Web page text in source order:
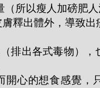
（所以瘦人加磅肥
釋出體外，導致出
排出各式毒物），
心的想食感覺，